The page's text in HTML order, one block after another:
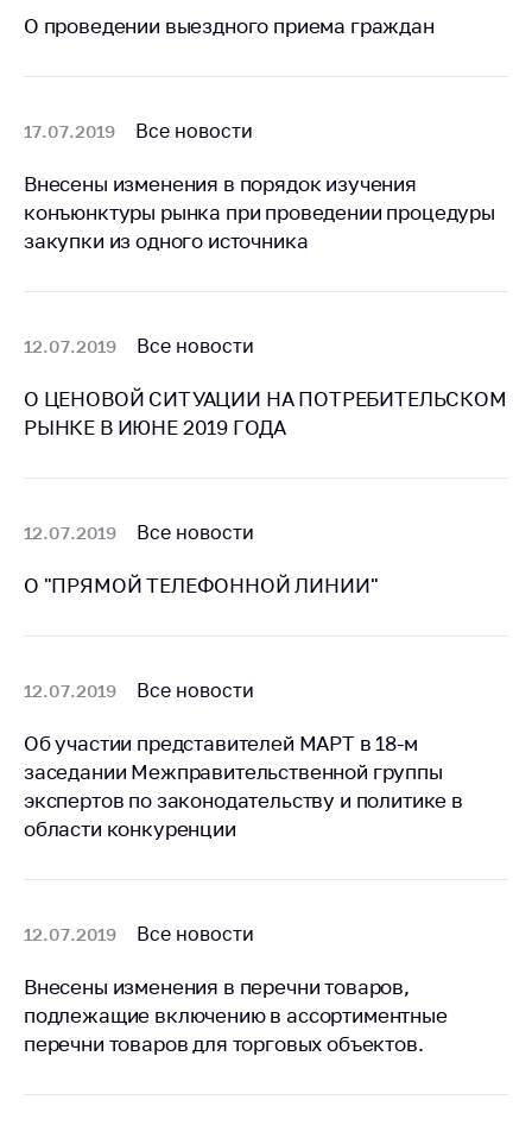
обращения
Сообщить о росте
медицинские
изделия
Министра
Горячая линия
Вышестоящий
государственный
орган
цен
на лекарственные
средства, изделия
медицинского
назначения и
по установлению
(отсутствия)
нарушения
антимонопольного
О проведении выездного приема граждан
17.07.2019 Все новости
Внесены изменения в порядок изучения
конъюнктуры рынка при проведении процедуры
закупки из одного источника
12.07.2019 Все новости
О ЦЕНОВОЙ СИТУАЦИИ НА ПОТРЕБИТЕЛЬСКОМ
РЫНКЕ В ИЮНЕ 2019 ГОДА
12.07.2019 Все новости
О "ПРЯМОЙ ТЕЛЕФОННОЙ ЛИНИИ"
12.07.2019 Все новости
Об участии представителей МАРТ в 18-м
заседании Межправительственной группы
экспертов по законодательству и политике в
области конкуренции
12.07.2019 Все новости
Внесены изменения в перечни товаров,
подлежащие включению в ассортиментные
перечни товаров для торговых объектов.